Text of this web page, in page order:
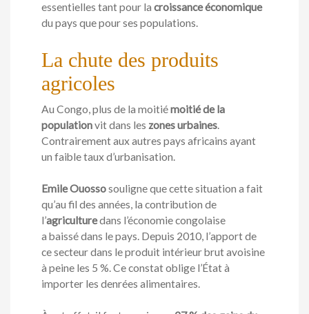
essentielles tant pour la croissance économique
du pays que pour ses populations.
La chute des produits
agricoles
Au Congo, plus de la moitiémoitié de la
populationvit dans les zones urbaines.
Contrairement aux autres pays africains ayant
un faible taux d’urbanisation.
Emile Ouossosouligne que cette situation a fait
qu’au fil des années, la contribution de
l’agriculturedans l’économie congolaise
a baissé dans le pays. Depuis 2010, l’apport de
ce secteur dans le produit intérieur brut avoisine
à peine les 5 %. Ce constat oblige l’État à
importer les denrées alimentaires.